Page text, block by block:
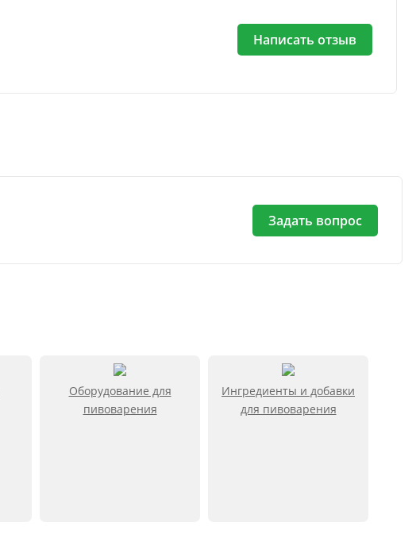
Написать отзыв
Задать вопрос
Оборудование для
пивоварения
Ингредиенты и добавки
для пивоварения